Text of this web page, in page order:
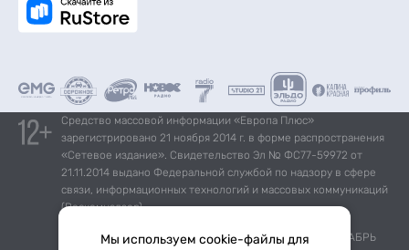
Средство массовой информации «Европа Плюс»
зарегистрировано 21 ноября 2014 г. в форме распространения
«Сетевое издание». Свидетельство Эл № ФС77-59972 от
21.11.2014 выдано Федеральной службой по надзору в сфере
связи, информационных технологий и массовых коммуникаций
(Роскомнадзор).
*Mediascope, Radio Index – РОССИЯ 100К+, ИЮЛЬ - ДЕКАБРЬ
Мы используем cookie-файлы для